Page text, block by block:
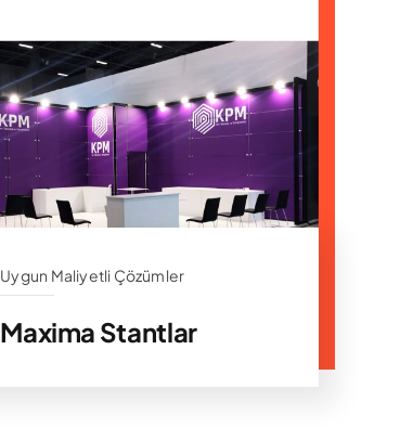
Uygun Maliyetli Çözümler
Maxima Stantlar